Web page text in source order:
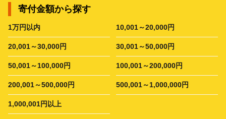
寄付金額から探す
1万円以内 10,001～20,000円
20,001～30,000円 30,001～50,000円
50,001～100,000円 100,001～200,000円
200,001～500,000円 500,001～1,000,000円
1,000,001円以上